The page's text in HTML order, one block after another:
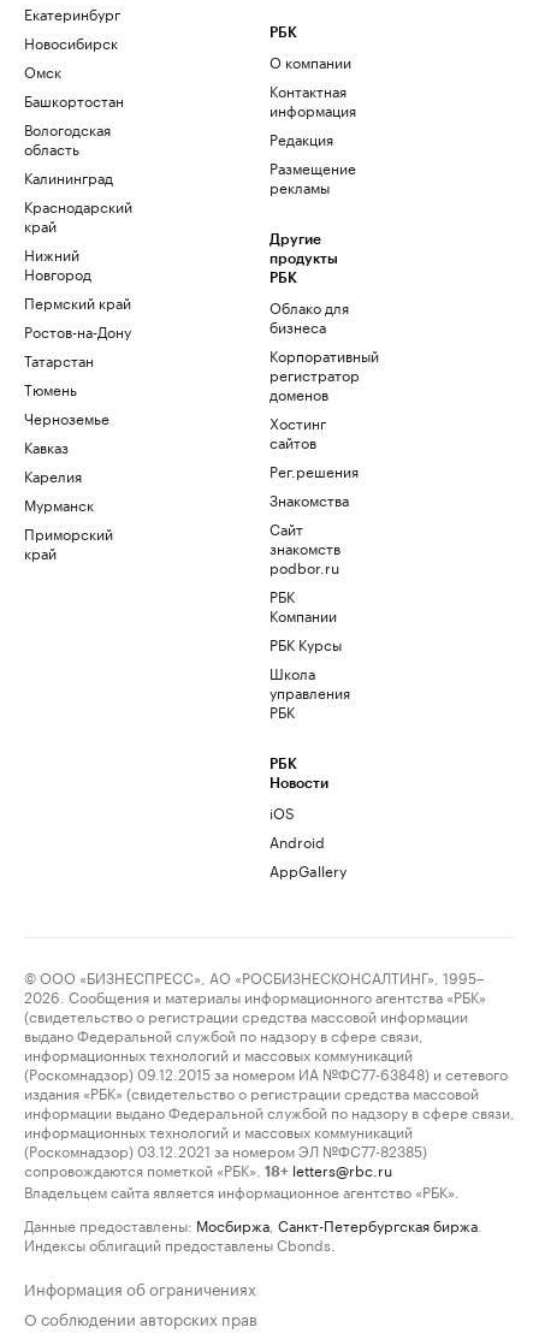
Екатеринбург
Новосибирск
Омск
Башкортостан
Вологодская
область
Калининград
Краснодарский
край
Нижний
Новгород
Пермский край
Ростов-на-Дону
Татарстан
Тюмень
Черноземье
Кавказ
Карелия
Мурманск
Приморский
край
РБК
О компании
Контактная
информация
Редакция
Размещение
рекламы
Другие
продукты
РБК
Облако для
бизнеса
Корпоративный
регистратор
доменов
Хостинг
сайтов
Рег.решения
Знакомства
Сайт
знакомств
podbor.ru
РБК
Компании
РБК Курсы
Школа
управления
РБК
РБК
Новости
iOS
Android
AppGallery
© ООО «БИЗНЕСПРЕСС», АО «РОСБИЗНЕСКОНСАЛТИНГ», 1995–
2026. Сообщения и материалы информационного агентства «РБК»
(свидетельство о регистрации средства массовой информации
выдано Федеральной службой по надзору в сфере связи,
информационных технологий и массовых коммуникаций
(Роскомнадзор) 09.12.2015 за номером ИА №ФС77-63848) и сетевого
издания «РБК» (свидетельство о регистрации средства массовой
информации выдано Федеральной службой по надзору в сфере связи,
информационных технологий и массовых коммуникаций
(Роскомнадзор) 03.12.2021 за номером ЭЛ №ФС77-82385)
сопровождаются пометкой «РБК».
18+ letters@rbc.ru
Владельцем сайта является информационное агентство «РБК».
Данные предоставлены: Мосбиржа Санкт-Петербургская биржа
Индексы облигаций предоставлены Cbonds.
Информация об ограничениях
О соблюдении авторских прав